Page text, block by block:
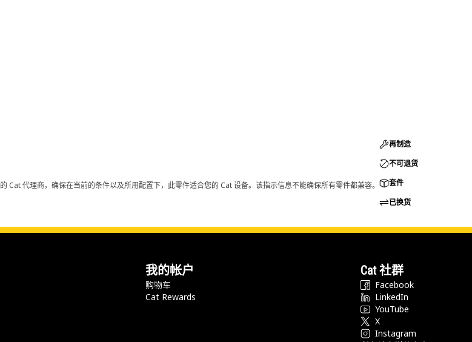
代理商，确保在当前的条件以及所用配置下，此零件适合您的 Cat 设备。该指示信息不能确保所有零件都兼容。
再制造
不可退货
套件
已换货
我的帐户
购物车
Cat Rewards
Cat 社群
Facebook
LinkedIn
YouTube
X
Instagram